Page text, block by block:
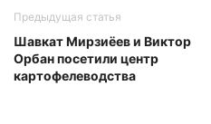
Предыдущая статья
Шавкат Мирзиёев и Виктор
Орбан посетили центр
картофелеводства